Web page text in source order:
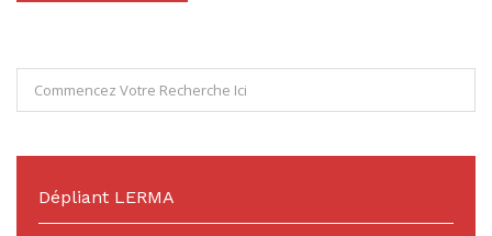
Dépliant LERMA